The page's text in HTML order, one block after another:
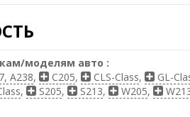
моделям авто :
A238, C205, CLS-Class, GL-
, S205, S213, W205,